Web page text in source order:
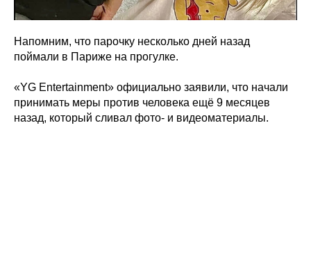
Напомним, что парочку несколько дней назад
поймали в Париже на прогулке.
«YG Entertainment» официально заявили, что начали
принимать меры против человека ещё 9 месяцев
назад, который сливал фото- и видеоматериалы.